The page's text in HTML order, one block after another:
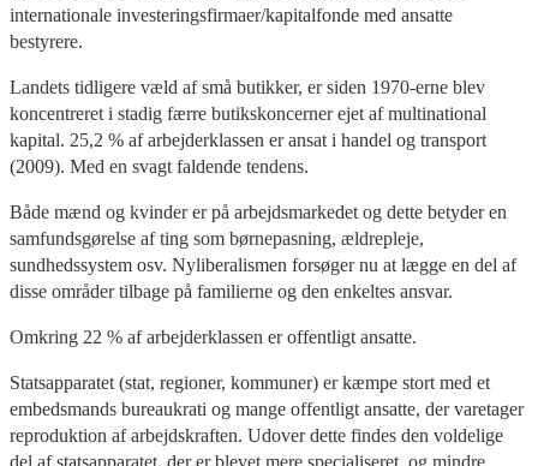
internationale investeringsfirmaer/kapitalfonde med ansatte
bestyrere.
Landets tidligere væld af små butikker, er siden 1970-erne blev
koncentreret i stadig færre butikskoncerner ejet af multinational
kapital. 25,2 % af arbejderklassen er ansat i handel og transport
(2009). Med en svagt faldende tendens.
Både mænd og kvinder er på arbejdsmarkedet og dette betyder en
samfundsgørelse af ting som børnepasning, ældrepleje,
sundhedssystem osv. Nyliberalismen forsøger nu at lægge en del af
disse områder tilbage på familierne og den enkeltes ansvar.
Omkring 22 % af arbejderklassen er offentligt ansatte.
Statsapparatet (stat, regioner, kommuner) er kæmpe stort med et
embedsmands bureaukrati og mange offentligt ansatte, der varetager
reproduktion af arbejdskraften. Udover dette findes den voldelige
del af statsapparatet, der er blevet mere specialiseret og mindre